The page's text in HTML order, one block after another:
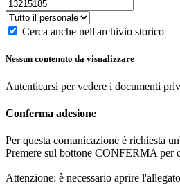
Cerca anche nell'archivio storico
Nessun contenuto da visualizzare
Autenticarsi per vedere i documenti
Conferma adesione
Per questa comunicazione è richiesta
Premere sul bottone CONFERMA per
Attenzione: è necessario aprire